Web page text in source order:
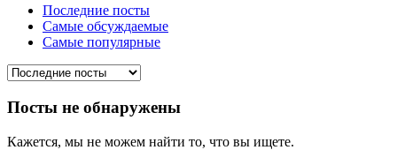
Последние посты
Самые обсуждаемые
Самые популярные
Посты не обнаружены
Кажется, мы не можем найти то, что вы ищете.